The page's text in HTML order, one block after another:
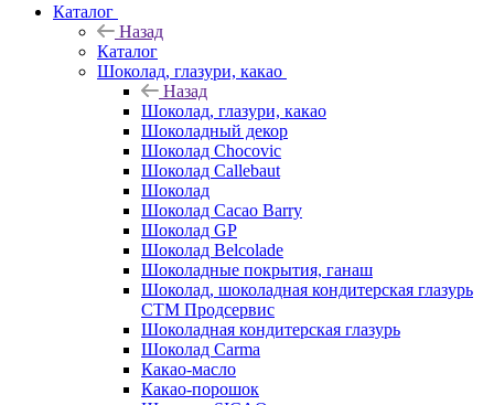
Каталог
Назад
Каталог
Шоколад, глазури, какао
Назад
Шоколад, глазури, какао
Шоколадный декор
Шоколад Chocovic
Шоколад Callebaut
Шоколад
Шоколад Cacao Barry
Шоколад GP
Шоколад Belcolade
Шоколадные покрытия, ганаш
Шоколад, шоколадная кондитерская глазурь
СТМ Продсервис
Шоколадная кондитерская глазурь
Шоколад Carma
Какао-масло
Какао-порошок